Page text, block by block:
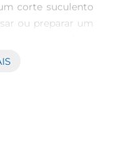
corte suculento
ou preparar um
Com um sabor